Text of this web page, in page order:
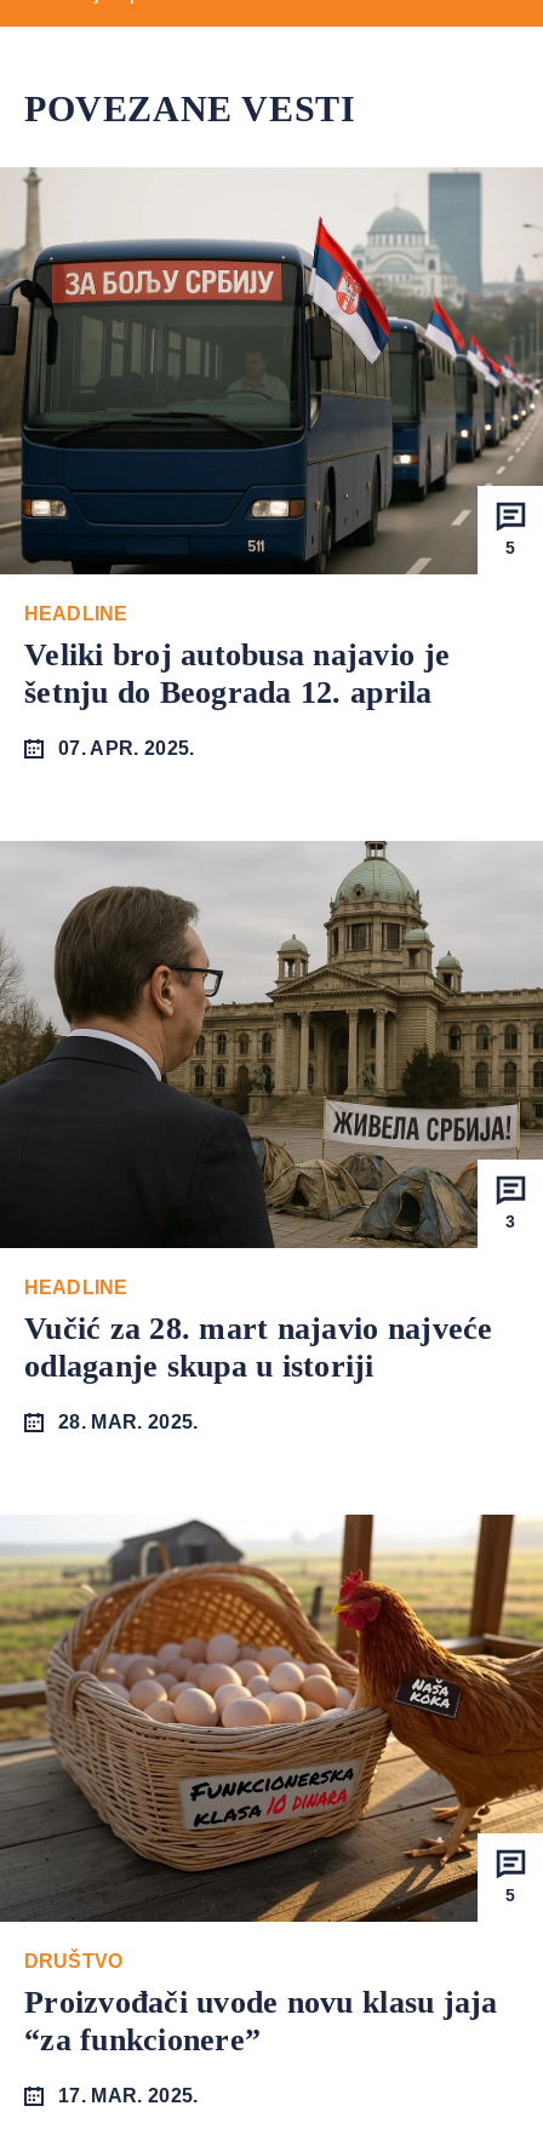
POVEZANE VESTI
5
HEADLINE
Veliki broj autobusa najavio je
šetnju do Beograda 12. aprila
07. APR. 2025.
3
HEADLINE
Vučić za 28. mart najavio najveće
odlaganje skupa u istoriji
28. MAR. 2025.
5
DRUŠTVO
Proizvođači uvode novu klasu jaja
“za funkcionere”
17. MAR. 2025.